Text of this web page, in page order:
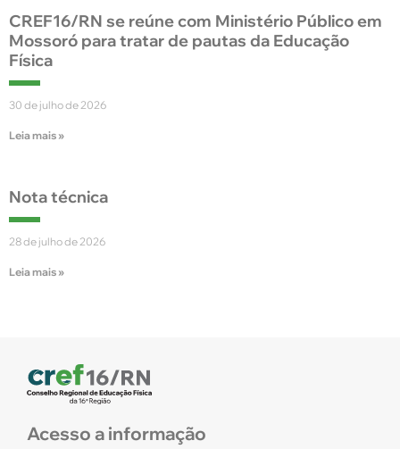
CREF16/RN se reúne com Ministério Público em
Mossoró para tratar de pautas da Educação
Física
30 de julho de 2026
Leia mais »
Nota técnica
28 de julho de 2026
Leia mais »
Acesso a informação